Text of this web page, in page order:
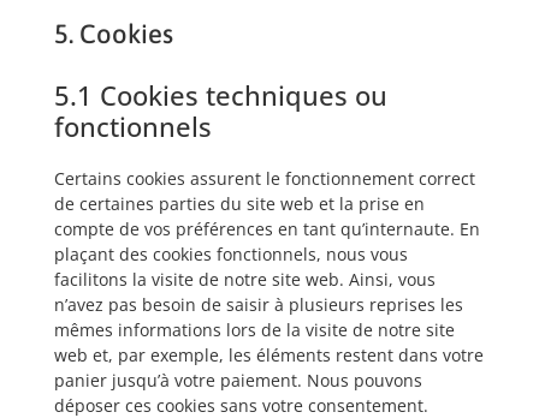
5. Cookies
5.1 Cookies techniques ou
fonctionnels
Certains cookies assurent le fonctionnement correct
de certaines parties du site web et la prise en
compte de vos préférences en tant qu’internaute. En
plaçant des cookies fonctionnels, nous vous
facilitons la visite de notre site web. Ainsi, vous
n’avez pas besoin de saisir à plusieurs reprises les
mêmes informations lors de la visite de notre site
web et, par exemple, les éléments restent dans votre
panier jusqu’à votre paiement. Nous pouvons
déposer ces cookies sans votre consentement.